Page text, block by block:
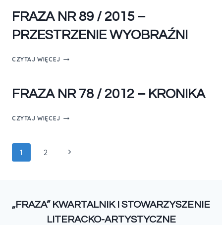
FRAZA NR 89 / 2015 –
PRZESTRZENIE WYOBRAŹNI
CZYTAJ WIĘCEJ
FRAZA NR 78 / 2012 – KRONIKA
CZYTAJ WIĘCEJ
1 2
„FRAZA” KWARTALNIK I STOWARZYSZENIE
LITERACKO-ARTYSTYCZNE